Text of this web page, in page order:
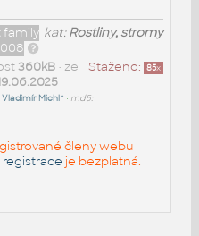
kat:Rostliny, stromy
family
Staženo: 85x
360kB• ze
Vladimír Michl^ • md5:
členy webu
registrace je bezplatná.